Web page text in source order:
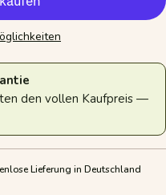
den vollen Kaufpreis —
Lieferung in Deutschland